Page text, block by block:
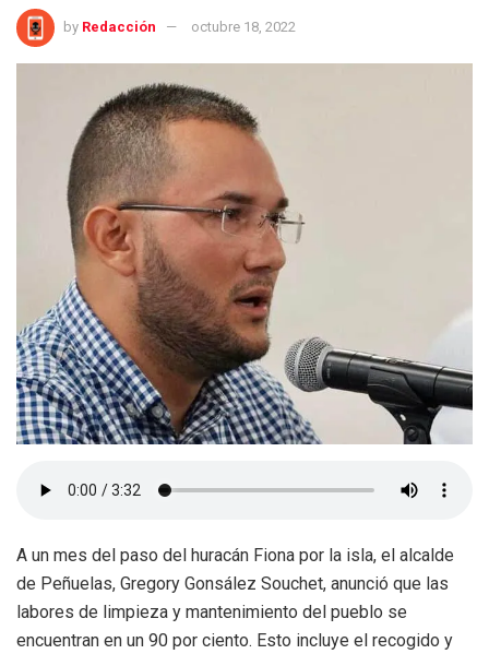
by Redacción octubre 18, 2022
A un mes del paso del huracán Fiona por la isla, el alcalde
de Peñuelas, Gregory Gonsález Souchet, anunció que las
labores de limpieza y mantenimiento del pueblo se
encuentran en un 90 por ciento. Esto incluye el recogido y